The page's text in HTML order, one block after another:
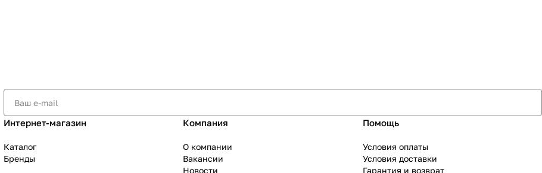
Интернет-магазин
Каталог
Бренды
Компания
О компании
Вакансии
Новости
Помощь
Условия оплаты
Условия доставки
Гарантия и возврат